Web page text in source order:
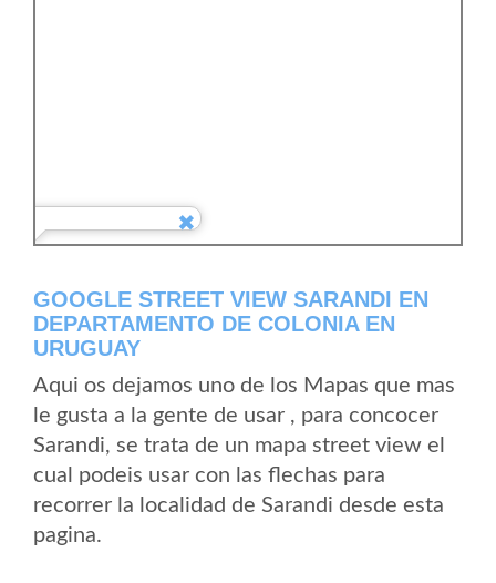
GOOGLE STREET VIEW SARANDI EN
DEPARTAMENTO DE COLONIA EN
URUGUAY
Aqui os dejamos uno de los Mapas que mas
le gusta a la gente de usar , para concocer
Sarandi, se trata de un mapa street view el
cual podeis usar con las flechas para
recorrer la localidad de Sarandi desde esta
pagina.